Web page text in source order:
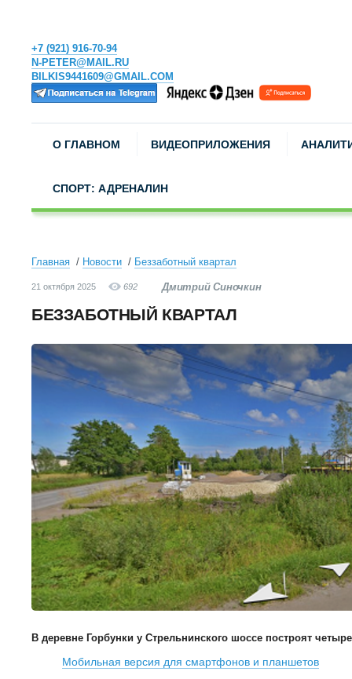
+7 (921) 916-70-94
N-PETER@MAIL.RU
BILKIS9441609@GMAIL.COM
О ГЛАВНОМ ВИДЕОПРИЛОЖЕНИЯ
СПОРТ: АДРЕНАЛИН
Главная Новости Беззаботный квартал
21 октября 2025 692 Дмитрий Синочкин
БЕЗЗАБОТНЫЙ КВАРТАЛ
В деревне Горбунки у Стрельнинского шоссе построят
Мобильная версия для смартфонов и планшетов